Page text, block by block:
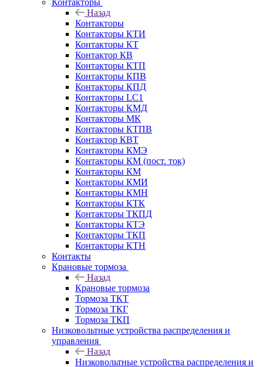
Назад
Контакторы
Контакторы КТИ
Контакторы КТ
Контактор КВ
Контакторы КТП
Контакторы КПВ
Контакторы КПД
Контакторы LC1
Контакторы КМД
Контакторы МК
Контакторы КТПВ
Контактор КВТ
Контакторы КМЭ
Контакторы КМ (пост. ток)
Контакторы КМ
Контакторы КМИ
Контакторы КМН
Контакторы КТК
Контакторы ТКПД
Контакторы КТЭ
Контакторы ТКП
Контакторы КТН
Контакты
Крановые тормоза
Назад
Крановые тормоза
Тормоза ТКТ
Тормоза ТКГ
Тормоза ТКП
Низковольтные устройства распределения и
управления
Назад
Низковольтные устройства распределения и